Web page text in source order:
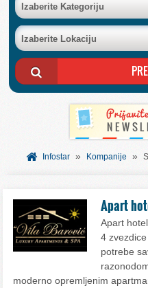
BAZA FIRMI
POSLOVNI OGLASI
AKCIJE I KATALOZI
BESPLATNI VAUČERI
SVET INFORMACIJA
Izaberite Kategoriju
Izaberite Lokaciju
Infostar » Kompanije »
Apart
Apart
4
potrebe
moderno opremljenim